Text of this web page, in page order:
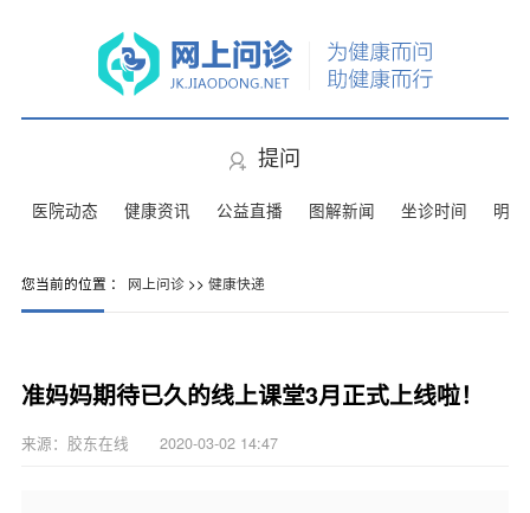
提问
医院动态 健康资讯 公益直播 图解新闻 坐诊时间 明
您当前的位置 ： 网上问诊>> 健康快递
准妈妈期待已久的线上课堂3月正式上线啦！
来源：胶东在线 2020-03-02 14:47